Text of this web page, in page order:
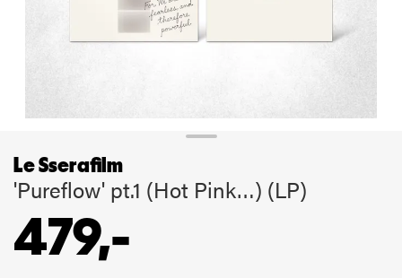
Le Sserafilm
'Pureflow' pt.1 (Hot Pink…) (LP)
479,-